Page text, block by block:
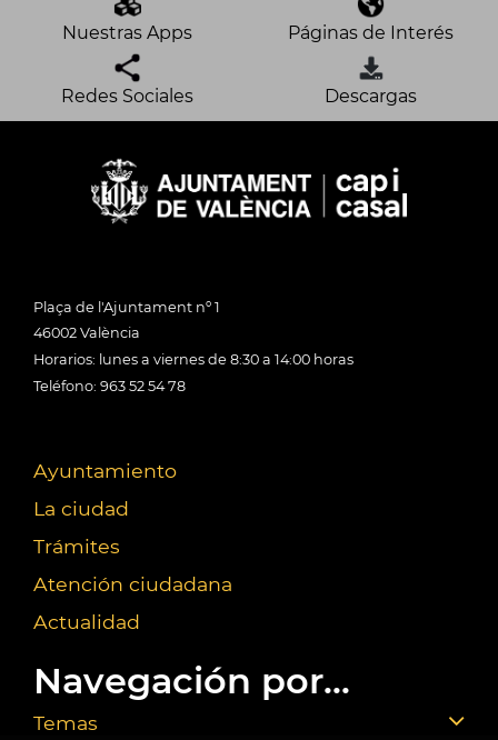
Nuestras Apps Páginas de Interés
Redes Sociales Descargas
Plaça de l'Ajuntament nº 1
46002 València
Horarios: lunes a viernes de 8:30 a 14:00 horas
Teléfono: 963 52 54 78
Ayuntamiento
La ciudad
Trámites
Atención ciudadana
Actualidad
Navegación por...
Temas